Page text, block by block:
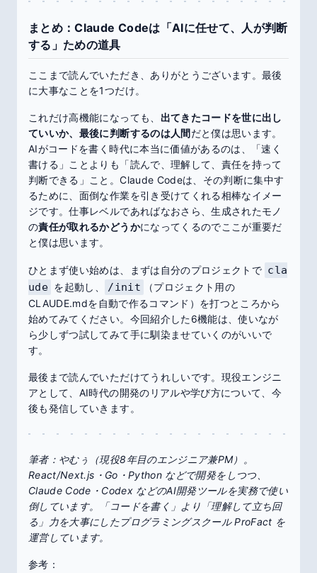
まとめ：Claude Codeは「AIに任せて、人が判断
する」ための道具
ここまで読んでいただき、ありがとうございます。最後
に大事なことを1つだけ。
これだけ高機能になっても、 出てきたコードを世に出し
ていいか、最後に判断するのは人間だと僕は思います。
AIがコードを書く時代に本当に価値があるのは、「速く
書ける」ことよりも「読んで、理解して、責任を持って
判断できる」こと。Claude Codeは、その判断に集中す
るために、面倒な作業を引き受けてくれる相棒なイメー
ジです。仕事レベルであればなおさら、生成されたモノ
の責任が取れるかどうかになってくるのでここが重要だ
と僕は思います。
ひとまず使い始めは、まずは自分のプロジェクトで cla
ude を起動し、 /init
（プロジェクト用の
CLAUDE.mdを自動で作るコマンド）を打つところから
始めてみてください。今回紹介した6機能は、使いなが
ら少しずつ試してみて手に馴染ませていくのがいいで
す。
最後まで読んでいただけてうれしいです。現役エンジニ
アとして、AI時代の開発のリアルや学び方について、今
後も発信していきます。
筆者：やむぅ（現役8年目のエンジニア兼PM）。
React/Next.js・Go・Python などで開発をしつつ、
Claude Code・Codex などのAI開発ツールを実務で使い
倒しています。「コードを書く」より「理解して立ち回
る」力を大事にしたプログラミングスクール ProFact を
運営しています。
参考：